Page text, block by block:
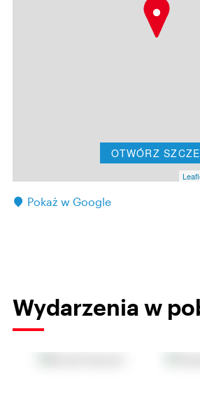
OTWÓRZ
Pokaż w Google
Wydarzenia w